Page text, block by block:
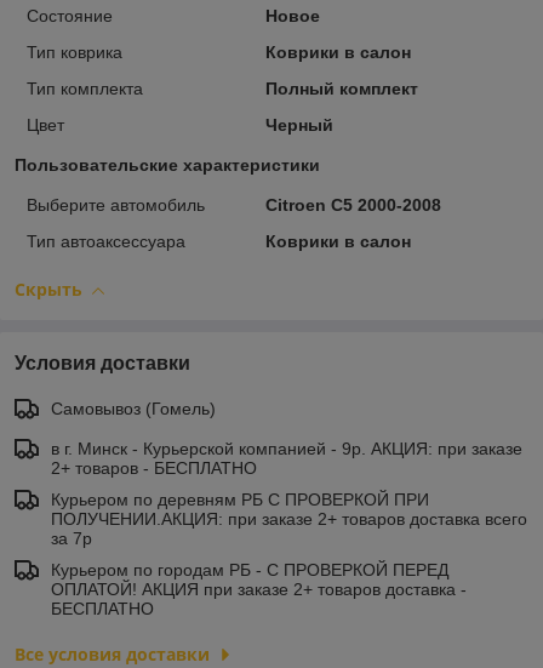
Состояние
Новое
Тип коврика
Коврики в салон
Тип комплекта
Полный комплект
Цвет
Черный
Пользовательские характеристики
Выберите автомобиль
Citroen C5 2000-2008
Тип автоаксессуара
Коврики в салон
Скрыть
Условия доставки
Самовывоз (Гомель)
в г. Минск - Курьерской компанией - 9р. АКЦИЯ: при заказе
2+ товаров - БЕСПЛАТНО
Курьером по деревням РБ С ПРОВЕРКОЙ ПРИ
ПОЛУЧЕНИИ.АКЦИЯ: при заказе 2+ товаров доставка всего
за 7р
Курьером по городам РБ - С ПРОВЕРКОЙ ПЕРЕД
ОПЛАТОЙ! АКЦИЯ при заказе 2+ товаров доставка -
БЕСПЛАТНО
Все условия доставки